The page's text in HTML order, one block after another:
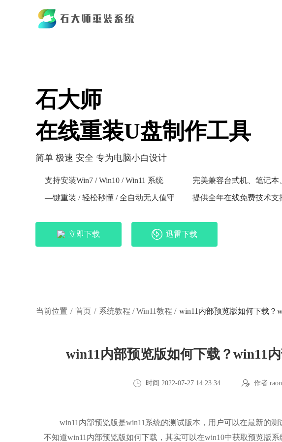
石大师
在线重装U盘制作工具
简单 极速 安全 专为电脑小白设计
支持安装Win7 / Win10 / Win11 系统 完美兼容台式机、笔记本
—键重装 / 轻松秒懂 / 全自动无人值守 提供全年在线免费技术支
立即下载 迅雷下载
当前位置 / 首页 / 系统教程 /Win11教程 / win11内部预览版如何下载？
win11内部预览版如何下载？win11
时间 2022-07-27 14:23:34 作者
win11内部预览版是win11系统的测试版本，用户可以在最新的测
不知道win11内部预览版如何下载，其实可以在win10中获取预览版系